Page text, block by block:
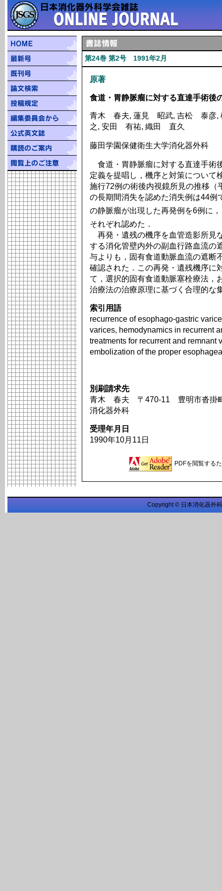
第24巻 第2号 1991年2月
原著
食道・胃静脈瘤に対する直達手術後
青木 春夫, 蓮見 昭武, 吉松 泰
之, 安田 有祐, 織田 直久
藤田学園保健衛生大学消化器外科
食道・胃静脈瘤に対する直達手術
定義を提唱し，機序と対策について
施行72例の術後内視鏡所見の推移（
の長期間消失を認めた消失例は44例
の静脈瘤が出現した再発例を6例に
それぞれ認めた．
再発・遺残の機序を血管造影所見
する消化管壁内外の副血行路血流の
与よりも，固有食道動脈血流の遮断
確認された．この再発・遺残機序に
て，選択的固有食道動脈塞栓療法，
治療法の治療原理に基づく合理的な
索引用語
recurrence of esophago-gastric
varices, hemodynamics in recurrent
treatments for recurrent and remnant
embolization of the proper
別刷請求先
青木 春夫 〒470-11 豊明市沓掛
消化器外科
受理年月日
1990年10月11日
PDFを閲覧する
Copyright © 日本消化器外